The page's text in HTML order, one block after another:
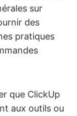
sur
des
pratiques
que ClickUp
aux outils ou